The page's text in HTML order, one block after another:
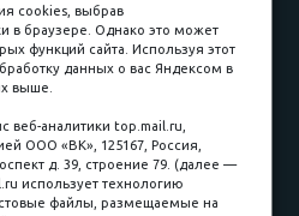
6, стр. 16
60-70-30
50-39-09
cookies, выбрав
в браузере. Однако это может
функций сайта. Используя этот
данных о вас Яндексом в
выше.
веб-аналитики top.mail.ru,
ООО «ВК», 125167, Россия,
д. 39, строение 79. (далее —
использует технологию
файлы, размещаемые на